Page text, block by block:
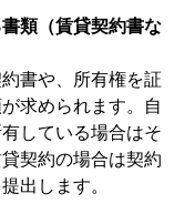
類（賃貸契約書な
書や、所有権を証
求められます。自
している場合はそ
契約の場合は契約
出します。